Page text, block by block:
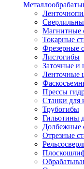
Магнитные
Токарные
Фрезерные
Листогибы
Заточные и
Ленточные
Прессы
Станки для
Трубогибы
Гильотины
Долбежные
Отрезные